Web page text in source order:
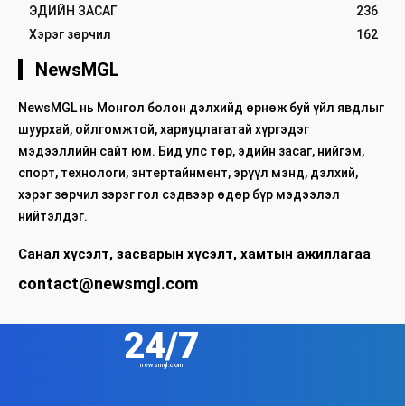
ЭДИЙН ЗАСАГ
236
Хэрэг зөрчил
162
NewsMGL
NewsMGL нь Монгол болон дэлхийд өрнөж буй үйл явдлыг
шуурхай, ойлгомжтой, хариуцлагатай хүргэдэг
мэдээллийн сайт юм. Бид улс төр, эдийн засаг, нийгэм,
спорт, технологи, энтертайнмент, эрүүл мэнд, дэлхий,
хэрэг зөрчил зэрэг гол сэдвээр өдөр бүр мэдээлэл
нийтэлдэг.
Санал хүсэлт, засварын хүсэлт, хамтын ажиллагаа
contact@newsmgl.com
24/7
newsmgl.com